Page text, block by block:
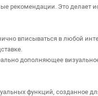
рекомендации. Это делает
вписываться в любой
дополняющее
функций, созданное